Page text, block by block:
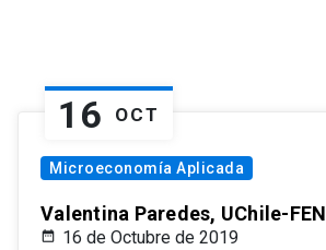
16 OCT
Microeconomía Aplicada
Valentina Paredes, UChile-FEN
16 de Octubre de 2019